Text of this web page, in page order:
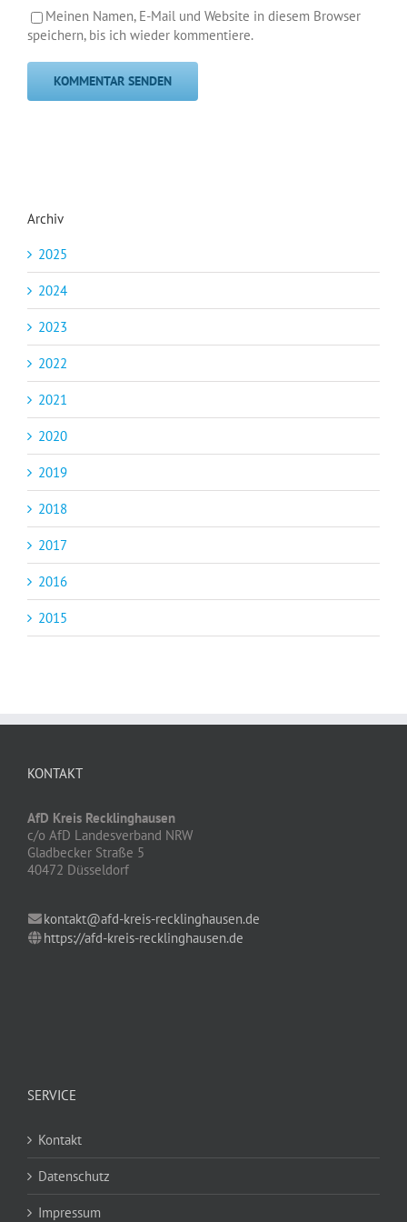
Meinen Namen, E-Mail und Website in diesem Browser
speichern, bis ich wieder kommentiere.
Archiv
2025
2024
2023
2022
2021
2020
2019
2018
2017
2016
2015
KONTAKT
AfD Kreis Recklinghausen
c/o AfD Landesverband NRW
Gladbecker Straße 5
40472 Düsseldorf
kontakt@afd-kreis-recklinghausen.de
https://afd-kreis-recklinghausen.de
SERVICE
Kontakt
Datenschutz
Impressum